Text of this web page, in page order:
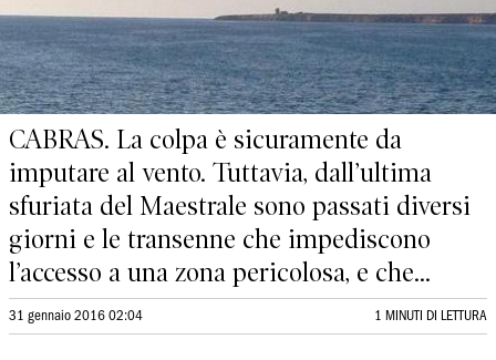
CABRAS. La colpa è sicuramente da
imputare al vento. Tuttavia, dall’ultima
sfuriata del Maestrale sono passati diversi
giorni e le transenne che impediscono
l’accesso a una zona pericolosa, e che...
31 gennaio 2016 02:04 1 MINUTI DI LETTURA